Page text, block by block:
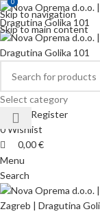
Skip to navigation
Skip to main content
Select category
Login / Register
0 Wishlist
0
0,00€
Menu
Search
0